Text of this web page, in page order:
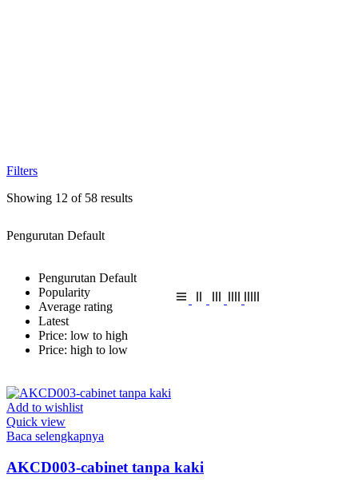
Filters
Showing 12 of 58 results
Pengurutan Default
Pengurutan Default
Popularity
Average rating
Latest
Price: low to high
Price: high to low
Add to wishlist
Quick view
Baca selengkapnya
AKCD003-cabinet tanpa kaki